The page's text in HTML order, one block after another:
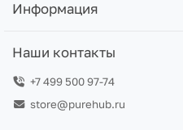
Информация
Наши контакты
+7 499 500 97-74
store@purehub.ru